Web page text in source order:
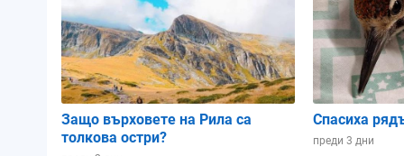
02:00 05:00 08:00
Защо върховете на Рила са
толкова остри?
Спасиха
преди 3 дни